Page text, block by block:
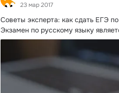
23 мар 2017
Советы эксперта: как сдать ЕГЭ
Экзамен по русскому языку